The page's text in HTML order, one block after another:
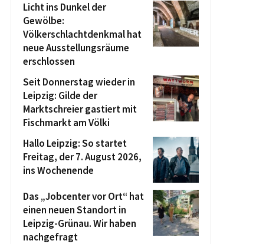
Licht ins Dunkel der
Gewölbe:
Völkerschlachtdenkmal hat
neue Ausstellungsräume
erschlossen
Seit Donnerstag wieder in
Leipzig: Gilde der
Marktschreier gastiert mit
Fischmarkt am Völki
Hallo Leipzig: So startet
Freitag, der 7. August 2026,
ins Wochenende
Das „Jobcenter vor Ort“ hat
einen neuen Standort in
Leipzig-Grünau. Wir haben
nachgefragt